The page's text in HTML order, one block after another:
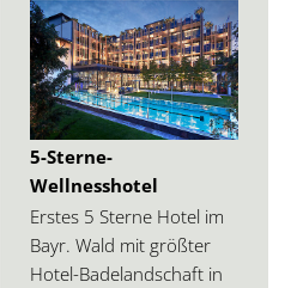
5-Sterne-
Wellnesshotel
Erstes 5 Sterne Hotel im
Bayr. Wald mit größter
Hotel-Badelandschaft in